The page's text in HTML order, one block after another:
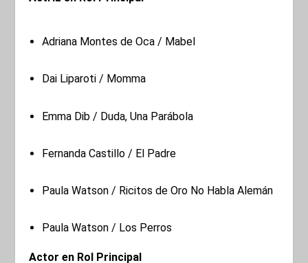
Adriana Montes de Oca / Mabel
Dai Liparoti / Momma
Emma Dib / Duda, Una Parábola
Fernanda Castillo / El Padre
Paula Watson / Ricitos de Oro No Habla Alemán
Paula Watson / Los Perros
Actor en Rol Principal